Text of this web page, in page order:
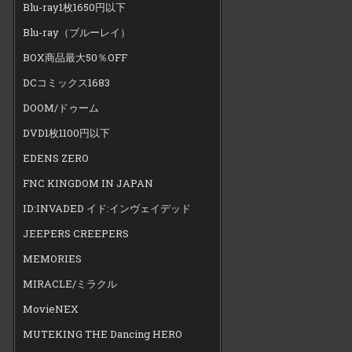
Blu-ray1枚1650円以下
Blu-ray（ブルーレイ）
BOX商品最大50％OFF
DCコミックス1683
DOOM/ドゥーム
DVD1枚1100円以下
EDENS ZERO
FNC KINGDOM IN JAPAN
ID:INVADED イド:インヴェイデッド
JEEPERS CREEPERS
MEMORIES
MIRACLE/ミラクル
MovieNEX
MUTEKING THE Dancing HERO